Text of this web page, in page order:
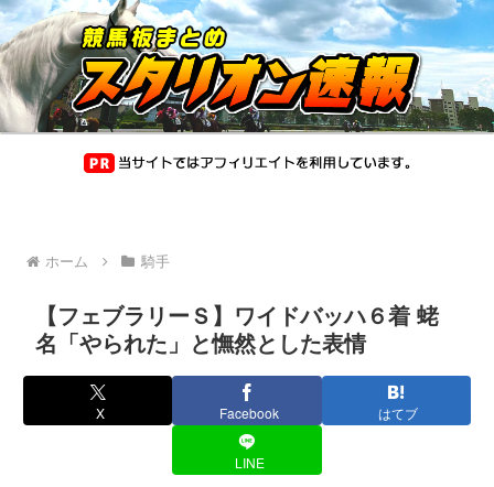
ホーム 騎手
【フェブラリーＳ】ワイドバッハ６着 蛯
名「やられた」と憮然とした表情
X Facebook はてブ
LINE